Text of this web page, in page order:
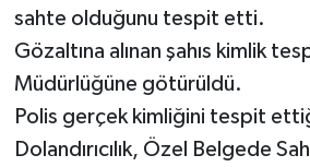
sahte olduğunu tespit etti.
Gözaltına alınan şahıs kimlik
Müdürlüğüne götürüldü.
Polis gerçek kimliğini tespit
Dolandırıcılık, Özel Belgede
POLİTİKA
SİYASET
SPOR